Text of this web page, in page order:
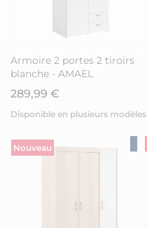
Armoire 2 portes 2 tiroirs
blanche - AMAEL
289,99 €
Disponible en plusieurs modèles
Nouveau